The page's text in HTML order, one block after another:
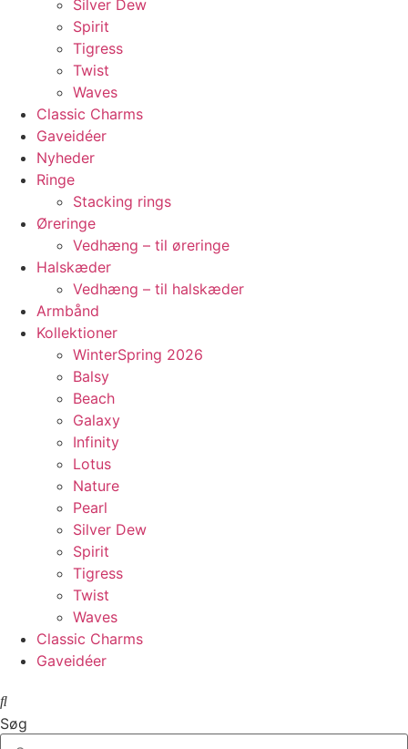
Silver Dew
Spirit
Tigress
Twist
Waves
Classic Charms
Gaveidéer
Nyheder
Ringe
Stacking rings
Øreringe
Vedhæng – til øreringe
Halskæder
Vedhæng – til halskæder
Armbånd
Kollektioner
WinterSpring 2026
Balsy
Beach
Galaxy
Infinity
Lotus
Nature
Pearl
Silver Dew
Spirit
Tigress
Twist
Waves
Classic Charms
Gaveidéer
Søg